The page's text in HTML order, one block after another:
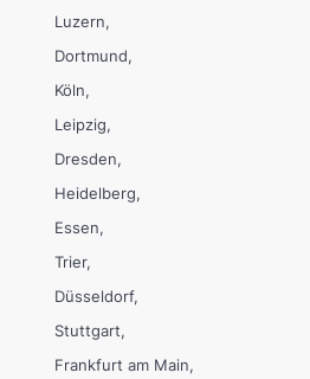
Luzern
Dortmund
Köln
Leipzig
Dresden
Heidelberg
Essen
Trier
Düsseldorf
Stuttgart
Frankfurt am Main